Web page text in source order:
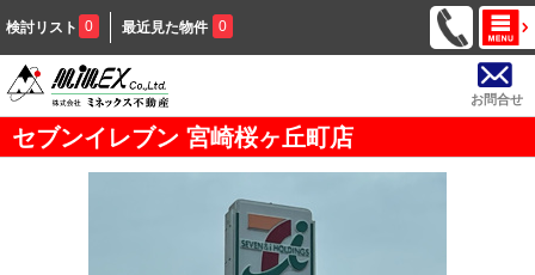
検討リスト 0 最近見た物件 0
お問合せ
セブンイレブン 宮崎桜ヶ丘町店